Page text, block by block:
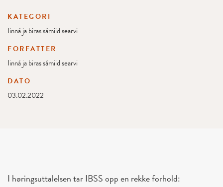
KATEGORI
Iinná ja biras sámiid searvi
FORFATTER
Iinná ja biras sámiid searvi
DATO
03.02.2022
I høringsuttalelsen tar IBSS opp en rekke forhold: